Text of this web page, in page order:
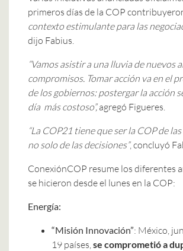
primeros días de la COP
contexto estimulante para las
dijo Fabius.
“Vamos asistir a una lluvia de nuevos
compromisos. Tomar acción va en el
de los gobiernos: postergar la acción
día más costoso”,agregó Figueres.
“La COP21 tiene que ser la COP de
no solo de las decisiones”, concluyó
ConexiónCOP resume los diferentes
se hicieron desde el lunes en la COP:
Energía:
“Misión Innovación”: México,
19 países, se comprometió a